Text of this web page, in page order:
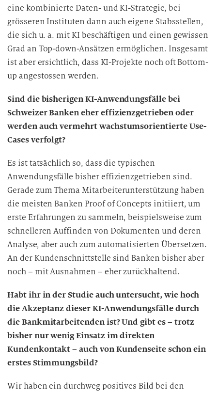
eine kombinierte Daten- und KI-Strategie, bei
grösseren Instituten dann auch eigene Stabsstellen,
die sich u. a. mit KI beschäftigen und einen gewissen
Grad an Top-down-Ansätzen ermöglichen. Insgesamt
ist aber ersichtlich, dass KI-Projekte noch oft Bottom-
up angestossen werden.
Sind die bisherigen KI-Anwendungsfälle bei
Schweizer Banken eher effizienzgetrieben oder
werden auch vermehrt wachstumsorientierte Use-
Cases verfolgt?
Es ist tatsächlich so, dass die typischen
Anwendungsfälle bisher effizienzgetrieben sind.
Gerade zum Thema Mitarbeiterunterstützung haben
die meisten Banken Proof of Concepts initiiert, um
erste Erfahrungen zu sammeln, beispielsweise zum
schnelleren Auffinden von Dokumenten und deren
Analyse, aber auch zum automatisierten Übersetzen.
An der Kundenschnittstelle sind Banken bisher aber
noch – mit Ausnahmen – eher zurückhaltend.
Habt ihr in der Studie auch untersucht, wie hoch
die Akzeptanz dieser KI-Anwendungsfälle durch
die Bankmitarbeitenden ist? Und gibt es – trotz
bisher nur wenig Einsatz im direkten
Kundenkontakt – auch von Kundenseite schon ein
erstes Stimmungsbild?
Wir haben ein durchweg positives Bild bei den